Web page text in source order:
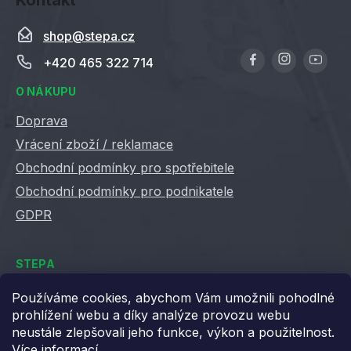
Používáme cookies, abychom Vám umožnili pohodlné
prohlížení webu a díky analýze provozu webu
neustále zlepšovali jeho funkce, výkon a použitelnost.
shop@stepa.cz
+420 465 322 714
O NÁKUPU
Doprava
Vrácení zboží / reklamace
Obchodní podmínky pro spotřebitele
Obchodní podmínky pro podnikatele
GDPR
STEPA
Kontakty
Kariéra ve Stepě
Věrnostní slevy